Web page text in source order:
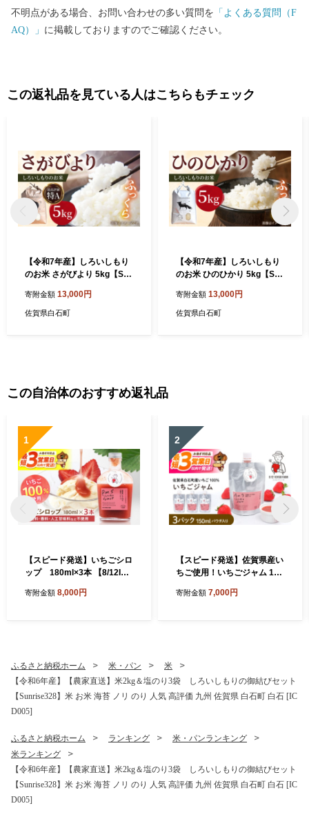
不明点がある場合、お問い合わせの多い質問を 「よくある質問（F
AQ）」 に掲載しておりますのでご確認ください。
この返礼品を見ている人はこちらもチェック
【令和7年産】しろいしもり
のお米 さがびより 5kg【Sun
評価 白米 コメ こめ お米 白
米 さがびより 人気 高評価 九
寄附金額 13,000円
佐賀県白石町
【令和7年産】しろいしもり
のお米 ひのひかり 5kg【Sun
評価 白米 コメ こめ お米 白
米 ひのひかり 人気 高評価 九
寄附金額 13,000円
佐賀県白石町
この自治体のおすすめ返礼品
1
【スピード発送】いちごシロ
ップ 180ml×3本 【8/12ICH
シロップ いちご イチゴ 苺 い
寄附金額 8,000円
2
【スピード発送】佐賀県産い
ちご使用！いちごジャム 150
RM】いちごジャム イチゴジ
寄附金額 7,000円
ふるさと納税ホーム 米・パン
米
【令和6年産】【農家直送】米2kg＆塩のり3袋 しろいしもりの御結びセット
【Sunrise328】米 お米 海苔 ノリ のり 人気 高評価 九州 佐賀県 白石町 白石 [IC
D005]
ふるさと納税ホーム ランキング
米・パンランキング
米ランキング
【令和6年産】【農家直送】米2kg＆塩のり3袋 しろいしもりの御結びセット
【Sunrise328】米 お米 海苔 ノリ のり 人気 高評価 九州 佐賀県 白石町 白石 [IC
D005]